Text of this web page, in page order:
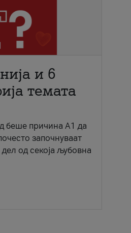
и 6
темата
беше причина А1 да
започнуваат
од секоја љубовна